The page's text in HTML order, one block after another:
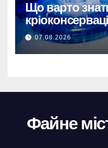
Що варто
07.08.2026
Файне